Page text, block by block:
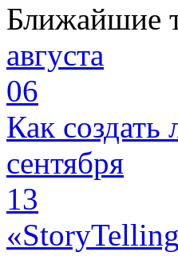
Ближайшие
августа
06
Как
сентября
13